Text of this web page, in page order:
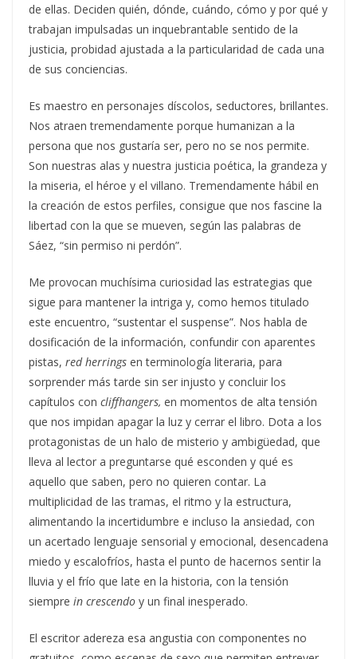
de ellas. Deciden quién, dónde, cuándo, cómo y por qué y
trabajan impulsadas un inquebrantable sentido de la
justicia, probidad ajustada a la particularidad de cada una
de sus conciencias.
Es maestro en personajes díscolos, seductores, brillantes.
Nos atraen tremendamente porque humanizan a la
persona que nos gustaría ser, pero no se nos permite.
Son nuestras alas y nuestra justicia poética, la grandeza y
la miseria, el héroe y el villano. Tremendamente hábil en
la creación de estos perfiles, consigue que nos fascine la
libertad con la que se mueven, según las palabras de
Sáez, “sin permiso ni perdón”.
Me provocan muchísima curiosidad las estrategias que
sigue para mantener la intriga y, como hemos titulado
este encuentro, “sustentar el suspense”. Nos habla de
dosificación de la información, confundir con aparentes
pistas, red herrings en terminología literaria, para
sorprender más tarde sin ser injusto y concluir los
capítulos con cliffhangers, en momentos de alta tensión
que nos impidan apagar la luz y cerrar el libro. Dota a los
protagonistas de un halo de misterio y ambigüedad, que
lleva al lector a preguntarse qué esconden y qué es
aquello que saben, pero no quieren contar. La
multiplicidad de las tramas, el ritmo y la estructura,
alimentando la incertidumbre e incluso la ansiedad, con
un acertado lenguaje sensorial y emocional, desencadena
miedo y escalofríos, hasta el punto de hacernos sentir la
lluvia y el frío que late en la historia, con la tensión
siempre in crescendo y un final inesperado.
El escritor adereza esa angustia con componentes no